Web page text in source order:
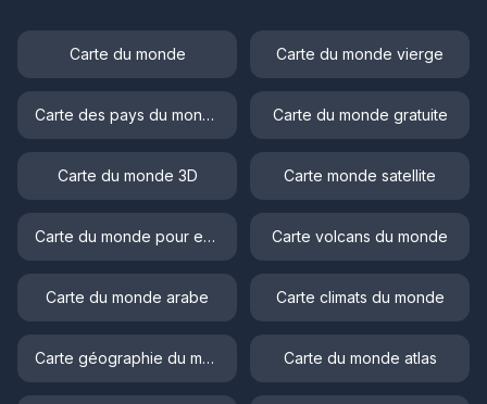
Carte du monde Carte du monde vierge
Carte des pays du monde Carte du monde gratuite
Carte du monde 3D Carte monde satellite
Carte du monde pour enfant Carte volcans du monde
Carte du monde arabe Carte climats du monde
Carte géographie du monde Carte du monde atlas